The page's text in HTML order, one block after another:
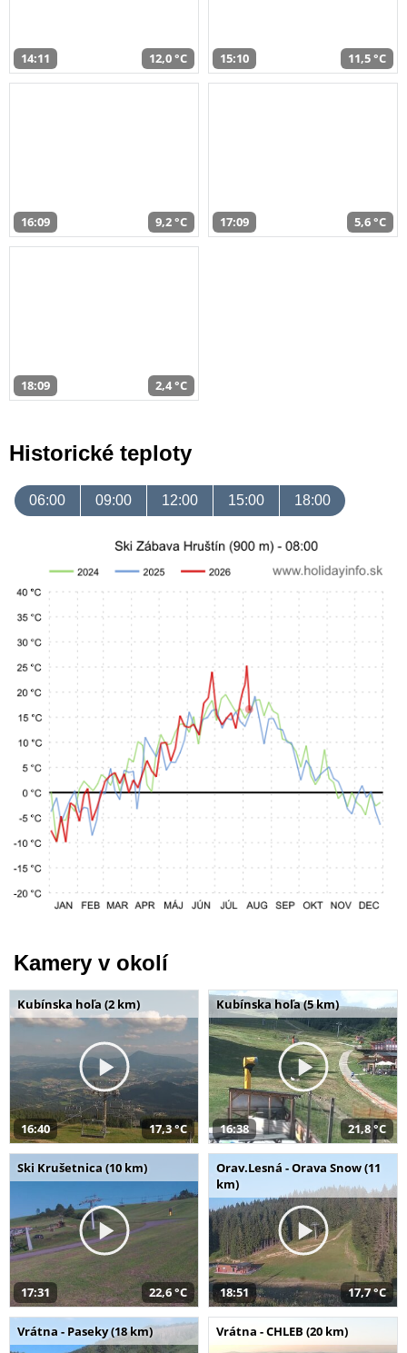
14:11 12,0 °C 15:10 11,5 °C
16:09 9,2 °C 17:09 5,6 °C
18:09 2,4 °C
Historické teploty
06:00 09:00 12:00 15:00 18:00
Kamery v okolí
Kubínska hoľa (2 km)
16:40 17,3 °C
Kubínska hoľa (5 km)
16:38 21,8 °C
Ski Krušetnica (10 km)
17:31 22,6 °C
Orav.Lesná - Orava Snow (11
km)
18:51 17,7 °C
Vrátna - Paseky (18 km) Vrátna - CHLEB (20 km)